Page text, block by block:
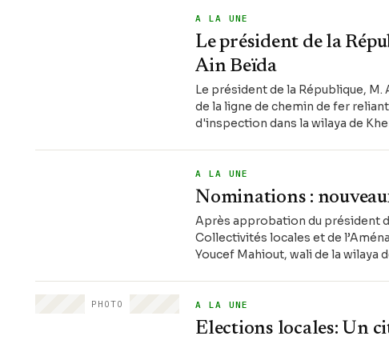
A LA UNE
Le président de la
Ain Beïda
Le président de la République,
de la ligne de chemin de fer
d'inspection dans la wilaya de
A LA UNE
Nominations :
Après approbation du président
Collectivités locales et de
Youcef Mahiout, wali de la wilaya
PHOTO A LA UNE
Elections locales: Un